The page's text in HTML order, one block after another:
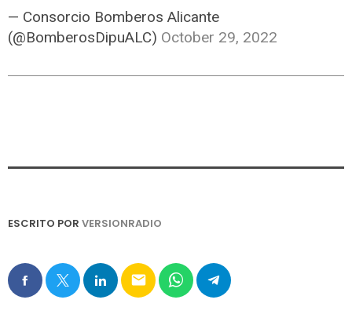
— Consorcio Bomberos Alicante
(@BomberosDipuALC) October 29, 2022
ESCRITO POR VERSIONRADIO
email